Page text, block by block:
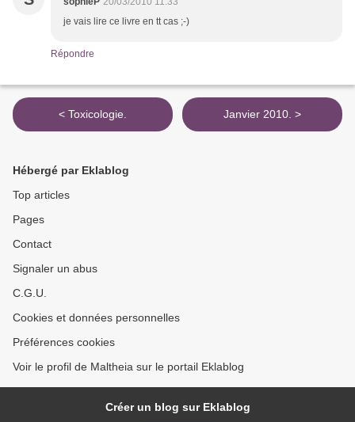
je vais lire ce livre en tt cas ;-)
Répondre
< Toxicologie. Janvier 2010. >
Hébergé par Eklablog
Top articles
Pages
Contact
Signaler un abus
C.G.U.
Cookies et données personnelles
Préférences cookies
Voir le profil de Maltheia sur le portail Eklablog
Créer un blog sur Eklablog